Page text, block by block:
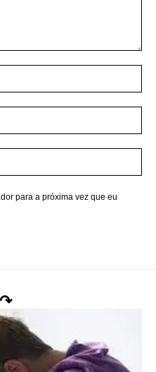
para a próxima vez que eu